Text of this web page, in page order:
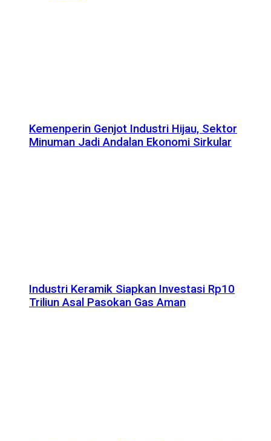
Kemenperin Genjot Industri Hijau, Sektor
Minuman Jadi Andalan Ekonomi Sirkular
Industri Keramik Siapkan Investasi Rp10
Triliun Asal Pasokan Gas Aman